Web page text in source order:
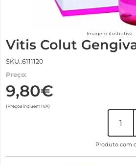
Imagem ilustrativa
Vitis Colut
SKU.:6111120
Preço:
9,80€
(Preços incluem IVA)
Produto com